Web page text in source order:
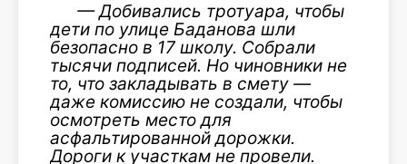
— Добивались тротуара, чтобы
дети по улице Баданова шли
безопасно в 17 школу. Собрали
тысячи подписей. Но чиновники не
то, что закладывать в смету —
даже комиссию не создали, чтобы
осмотреть место для
асфальтированной дорожки.
Дороги к участкам не провели.